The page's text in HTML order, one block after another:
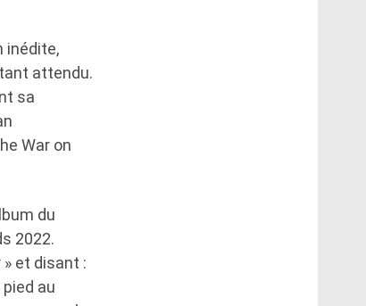
inédite,
attendu.
sa
War on
du
2022.
et disant :
au